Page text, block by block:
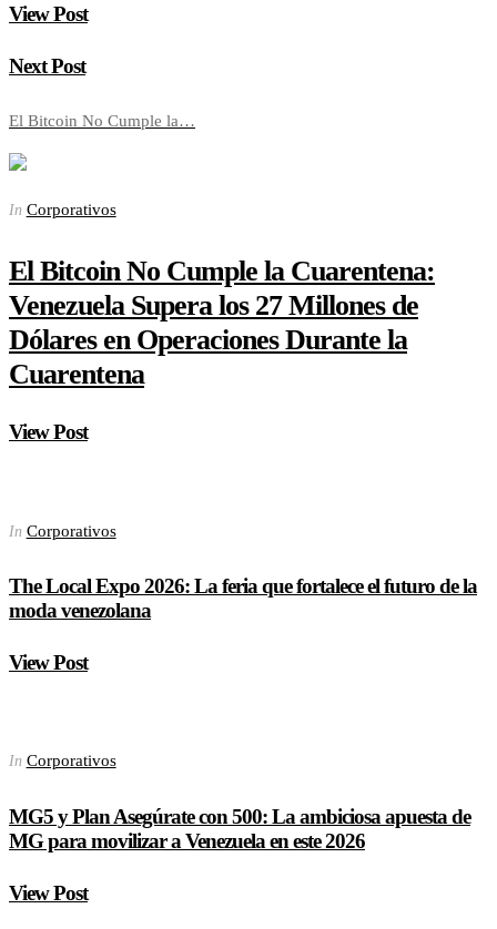
View Post
Next Post
El Bitcoin No Cumple la…
In Corporativos
El Bitcoin No Cumple la Cuarentena:
Venezuela Supera los 27 Millones de
Dólares en Operaciones Durante la
Cuarentena
View Post
In Corporativos
The Local Expo 2026: La feria que fortalece el futuro de la
moda venezolana
View Post
In Corporativos
MG5 y Plan Asegúrate con 500: La ambiciosa apuesta de
MG para movilizar a Venezuela en este 2026
View Post